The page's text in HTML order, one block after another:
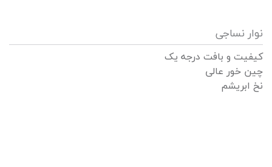
نوار نساجی
کیفیت و بافت درجه یک
چین خور عالی
نخ ابریشم